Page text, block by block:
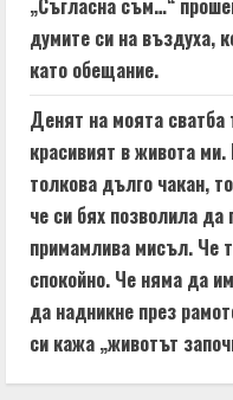
думите си на въздуха,
като обещание.
Денят на моята
красивият в живота
толкова дълго чакан,
че си бях позволила
примамлива мисъл. Че
спокойно. Че няма да
да надникне през
си кажа „животът